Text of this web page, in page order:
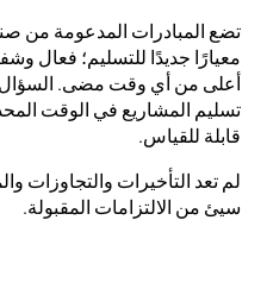
معيارًا جديدًا للتسليم؛ فعال
أعلى من أي وقت مضى. السؤال
تسليم المشاريع في الوقت
قابلة للقياس.
لم تعد التأخيرات والتجاوزات
سيئ من الالتزامات المقبولة.